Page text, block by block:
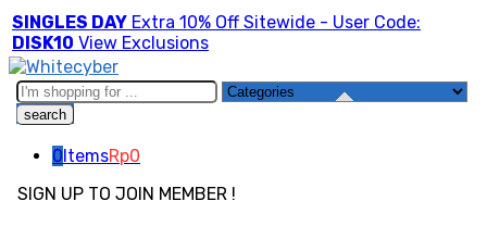
SINGLES DAY Extra 10% Off Sitewide - User Code:
DISK10 View Exclusions
Search
here
0ItemsRp0
SIGN UP TO JOIN MEMBER !